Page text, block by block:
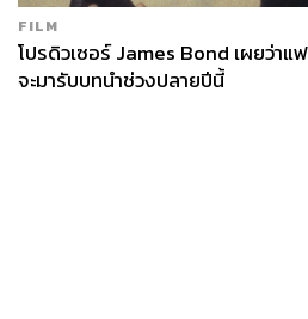
FILM
โปรดิวเซอร์ James Bond เผยว่าแ
จะมารับบทนำช่วงปลายปีนี้